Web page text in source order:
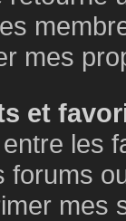
mes
et
les
forums
mes